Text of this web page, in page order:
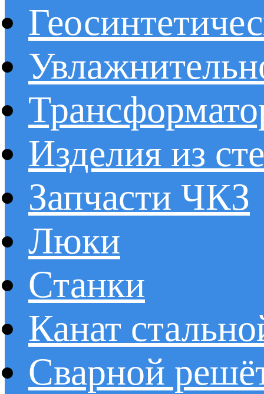
Изделия из
Запчасти ЧКЗ
Люки
Станки
Канат
Сварной